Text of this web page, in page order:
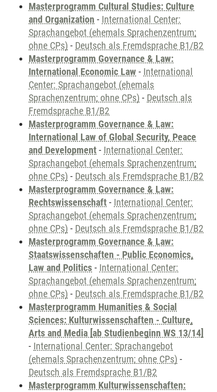
Masterprogramm Cultural Studies: Culture
and Organization - International Center:
Sprachangebot (ehemals Sprachenzentrum;
ohne CPs) - Deutsch als Fremdsprache B1/B2
Masterprogramm Governance & Law:
International Economic Law - International
Center: Sprachangebot (ehemals
Sprachenzentrum; ohne CPs) - Deutsch als
Fremdsprache B1/B2
Masterprogramm Governance & Law:
International Law of Global Security, Peace
and Development - International Center:
Sprachangebot (ehemals Sprachenzentrum;
ohne CPs) - Deutsch als Fremdsprache B1/B2
Masterprogramm Governance & Law:
Rechtswissenschaft - International Center:
Sprachangebot (ehemals Sprachenzentrum;
ohne CPs) - Deutsch als Fremdsprache B1/B2
Masterprogramm Governance & Law:
Staatswissenschaften - Public Economics,
Law and Politics - International Center:
Sprachangebot (ehemals Sprachenzentrum;
ohne CPs) - Deutsch als Fremdsprache B1/B2
Masterprogramm Humanities & Social
Sciences: Kulturwissenschaften - Culture,
Arts and Media [ab Studienbeginn WS 13/14]
- International Center: Sprachangebot
(ehemals Sprachenzentrum; ohne CPs) -
Deutsch als Fremdsprache B1/B2
Masterprogramm Kulturwissenschaften: